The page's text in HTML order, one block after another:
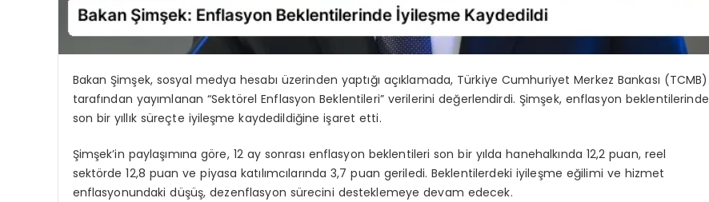
Bakan Şimşek, sosyal medya hesabı üzerinden yaptığı açıklamada, Türkiye Cumhuriyet Merkez Bankası (TCMB)
tarafından yayımlanan “Sektörel Enflasyon Beklentileri” verilerini değerlendirdi. Şimşek, enflasyon beklentilerinde
son bir yıllık süreçte iyileşme kaydedildiğine işaret etti.
Şimşek’in paylaşımına göre, 12 ay sonrası enflasyon beklentileri son bir yılda hanehalkında 12,2 puan, reel
sektörde 12,8 puan ve piyasa katılımcılarında 3,7 puan geriledi. Beklentilerdeki iyileşme eğilimi ve hizmet
enflasyonundaki düşüş, dezenflasyon sürecini desteklemeye devam edecek.